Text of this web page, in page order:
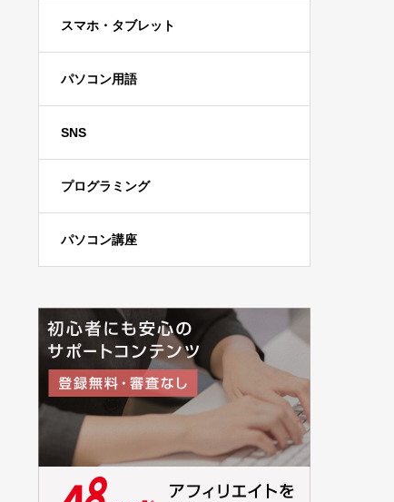
スマホ・タブレット
パソコン用語
SNS
プログラミング
パソコン講座